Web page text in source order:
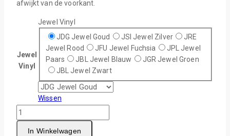
afwijkt van de voorkant.
Jewel
Vinyl
Jewel Vinyl
JDG Jewel Goud
JSI Jewel Zilver
JRE
Jewel Rood
JFU Jewel Fuchsia
JPL Jewel
Paars
JBL Jewel Blauw
JGR Jewel Groen
JBL Jewel Zwart
Wissen
In Winkelwagen